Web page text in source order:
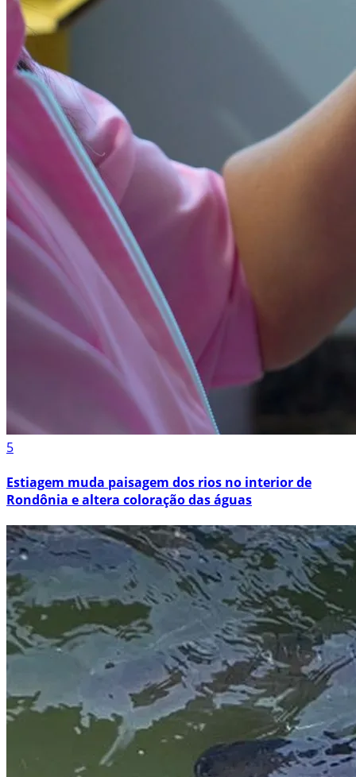
5
Estiagem muda paisagem dos rios no interior de
Rondônia e altera coloração das águas